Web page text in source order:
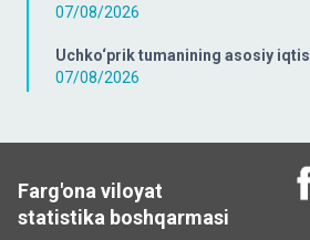
07/08/2026
Uchko‘prik tumanining asosiy
07/08/2026
Farg'ona viloyat
statistika boshqarmasi